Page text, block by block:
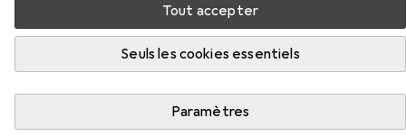
Tout accepter
Seuls les cookies essentiels
Paramètres
Liste des produits
EUR
28,71 2,87/1pcs